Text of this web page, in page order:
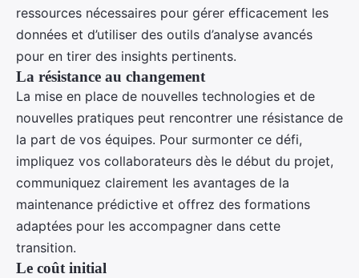
ressources nécessaires pour gérer efficacement les
données et d’utiliser des outils d’analyse avancés
pour en tirer des insights pertinents.
La résistance au changement
La mise en place de nouvelles technologies et de
nouvelles pratiques peut rencontrer une résistance de
la part de vos équipes. Pour surmonter ce défi,
impliquez vos collaborateurs dès le début du projet,
communiquez clairement les avantages de la
maintenance prédictive et offrez des formations
adaptées pour les accompagner dans cette
transition.
Le coût initial